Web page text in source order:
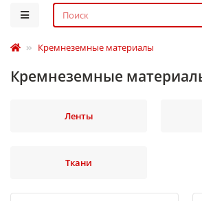
Кремнеземные материалы
Кремнеземные
Ленты
Ткани